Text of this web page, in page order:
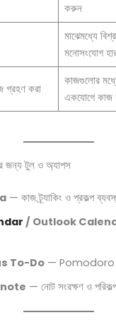
করুন
মাঝেমধ্যে
মনোসংযোগ
করা
কাজগুলোর
একযোগে কাজ
জন্য টুল ও অ্যাপস
— কাজ ট্র্যাকিং ও প্রকল্প
/ Outlook
To-Do — Pomodoro
— নোট সংরক্ষণ ও